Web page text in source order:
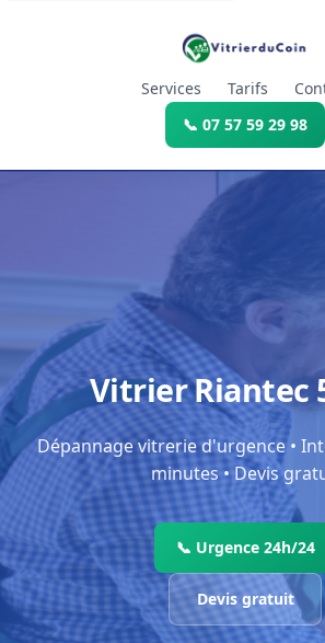
Services Tarifs
📞 07 57 59 29 98
Vitrier Riantec
Dépannage vitrerie d'urgence •
minutes • Devis
📞 Urgence 24h/24
Devis gratuit